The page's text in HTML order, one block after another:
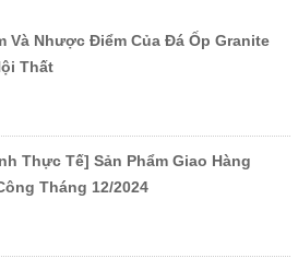
Và Nhược Điểm Của Đá Ốp Granite
Thất
Thực Tế] Sản Phẩm Giao Hàng
Tháng 12/2024